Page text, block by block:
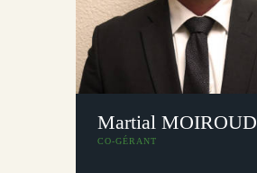
Martial MOIROUD
CO-GÉRANT